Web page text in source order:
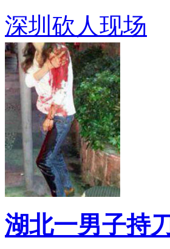
深圳砍人现场
湖北一男子持